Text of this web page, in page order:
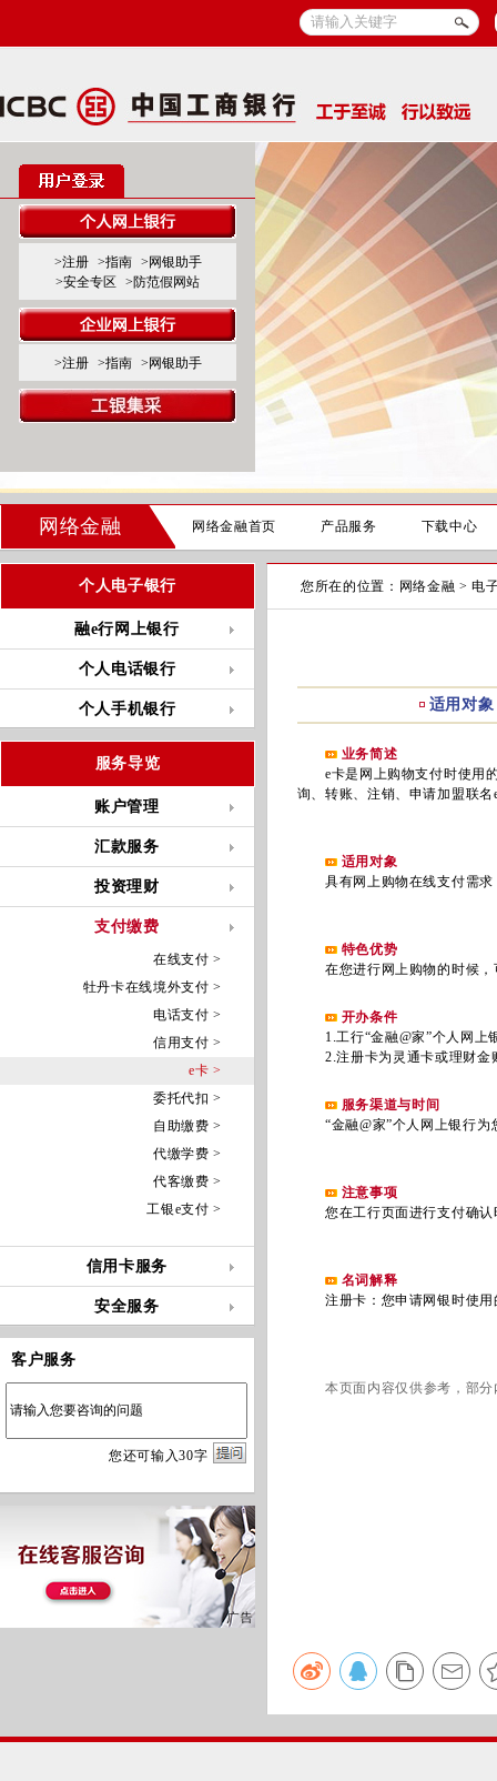
>注册 >指南
>网银助手
>安全专区
>防范假网站
>注册 >指南 >网银助手
网络金融 网络金融首页 产品服务 下载中心
个人电子银行
融e行网上银行
个人电话银行
个人手机银行
服务导览
账户管理
汇款服务
投资理财
支付缴费
在线支付 >
牡丹卡在线境外支付 >
电话支付 >
信用支付 >
e卡 >
委托代扣 >
自助缴费 >
代缴学费 >
代客缴费 >
工银e支付 >
信用卡服务
安全服务
客户服务
您还可输入30字
您所在的位置： 网络金融 >电
适用对象
业务简述
e卡是网上购物支付时使用的
询、转账、注销、申请加盟联
适用对象
具有网上购物在线支付需求
特色优势
在您进行网上购物的时候，
开办条件
1.工行“金融@家”个人网上
2.注册卡为灵通卡或理财金
服务渠道与时间
“金融@家”个人网上银行为
注意事项
您在工行页面进行支付确认
名词解释
注册卡：您申请网银时使用
本页面内容仅供参考，部